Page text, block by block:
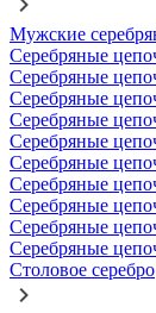
Мужские
Серебряные
Серебряные
Серебряные
Серебряные
Серебряные
Серебряные
Серебряные
Серебряные
Серебряные
Серебряные
Столовое серебро